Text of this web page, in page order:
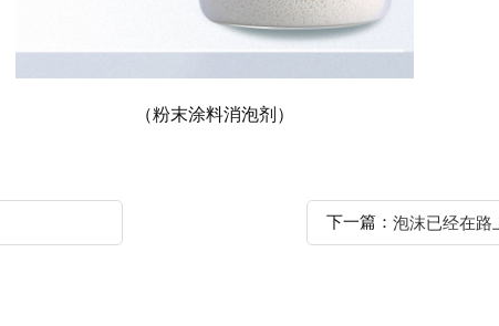
（粉末涂料消泡剂）
下一篇：泡沫已经在路